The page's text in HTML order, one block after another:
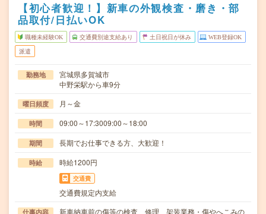
【初心者歓迎！】新車の外観検査・磨き・部
品取付/日払いOK
職種未経験OK 交通費別途支給あり 土日祝日が休み WEB登録OK
派遣
勤務地
宮城県多賀城市
中野栄駅から車9分
曜日頻度 月～金
時間 09:00～17:3009:00～18:00
期間 長期でお仕事できる方、大歓迎！
時給 時給1200円
交通費
交通費規定内支給
仕事内容 新車納車前の傷等の検査、修理、架装業務・傷やへこみの